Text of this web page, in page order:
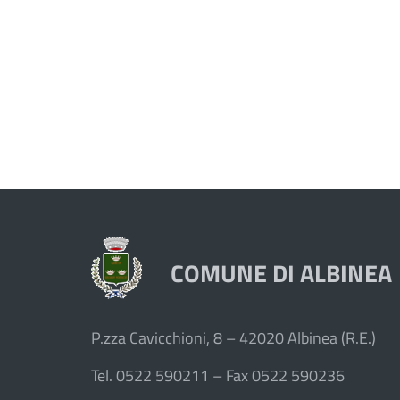
COMUNE DI ALBINEA
P.zza Cavicchioni, 8 – 42020 Albinea (R.E.)
Tel. 0522 590211 – Fax 0522 590236